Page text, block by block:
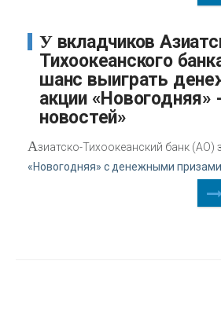
У вкладчиков Азиатско-
Тихоокеанского
шанс выиграть
акции «Новогодняя»
новостей»
Азиатско-Тихоокеанский банк (АО)
«Новогодняя» с денежными